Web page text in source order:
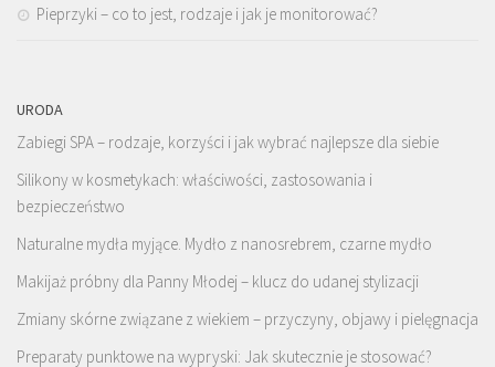
Pieprzyki – co to jest, rodzaje i jak je monitorować?
URODA
Zabiegi SPA – rodzaje, korzyści i jak wybrać najlepsze dla siebie
Silikony w kosmetykach: właściwości, zastosowania i
bezpieczeństwo
Naturalne mydła myjące. Mydło z nanosrebrem, czarne mydło
Makijaż próbny dla Panny Młodej – klucz do udanej stylizacji
Zmiany skórne związane z wiekiem – przyczyny, objawy i pielęgnacja
Preparaty punktowe na wypryski: Jak skutecznie je stosować?